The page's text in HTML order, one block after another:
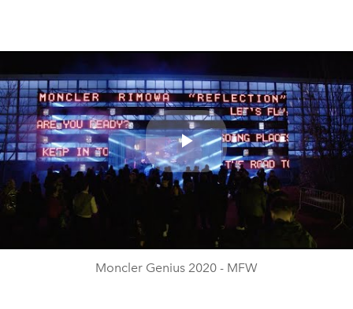
Play
Video
Moncler Genius 2020 - MFW